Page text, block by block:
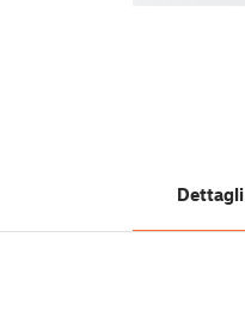
Dettagli